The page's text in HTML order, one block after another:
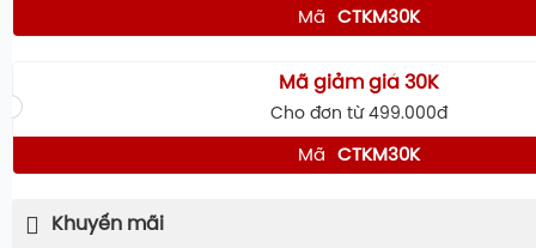
Mã CTKM30K
Mã giảm giá 30K
Cho đơn từ 499.000đ
Mã CTKM30K
Khuyến mãi